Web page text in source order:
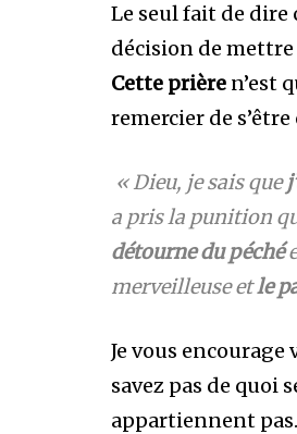
Le seul fait de dire
décision de
Cette prière n’est
remercier de
« Dieu, je sais que
a pris la punition
détourne du péché
merveilleuse etle
Je vous
savez pas de quoi
appartiennent